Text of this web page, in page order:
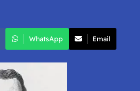
WhatsApp Email